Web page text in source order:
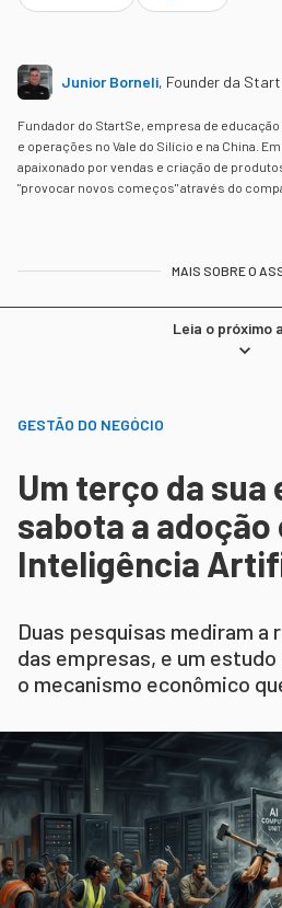
Junior Borneli, Founder da
Fundador do StartSe, empresa de
e operações no Vale do Silício e na China.
apaixonado por vendas e criação de
"provocar novos começos" através do
MAIS SOBRE O
Leia o próximo
GESTÃO DO NEGÓCIO
Um terço da sua
sabota a adoção
Inteligência
Duas pesquisas mediram
das empresas, e um
o mecanismo econômico